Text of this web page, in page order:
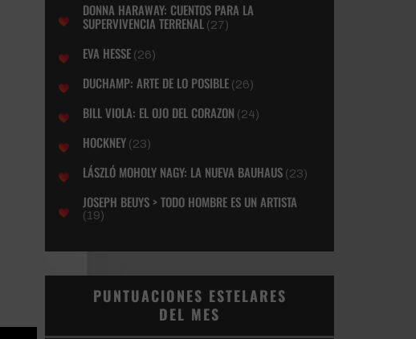
DONNA HARAWAY: CUENTOS PARA LA
SUPERVIVENCIA TERRENAL (27)
EVA HESSE (26)
DUCHAMP: ARTE DE LO POSIBLE (26)
BILL VIOLA: EL OJO DEL CORAZON (24)
HOCKNEY (23)
LÁSZLÓ MOHOLY NAGY: LA NUEVA BAUHAUS (23)
JOSEPH BEUYS > TODO HOMBRE ES UN ARTISTA
(19)
PUNTUACIONES ESTELARES
DEL MES